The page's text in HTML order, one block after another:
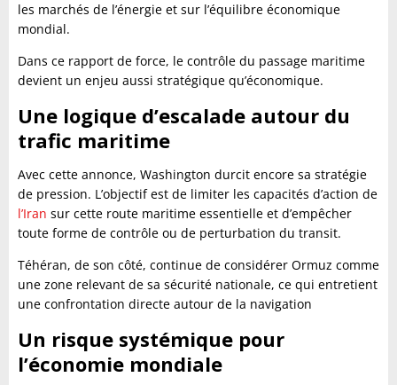
les marchés de l’énergie et sur l’équilibre économique
mondial.
Dans ce rapport de force, le contrôle du passage maritime
devient un enjeu aussi stratégique qu’économique.
Une logique d’escalade autour du
trafic maritime
Avec cette annonce, Washington durcit encore sa stratégie
de pression. L’objectif est de limiter les capacités d’action de
l’Iran sur cette route maritime essentielle et d’empêcher
toute forme de contrôle ou de perturbation du transit.
Téhéran, de son côté, continue de considérer Ormuz comme
une zone relevant de sa sécurité nationale, ce qui entretient
une confrontation directe autour de la navigation
Un risque systémique pour
l’économie mondiale